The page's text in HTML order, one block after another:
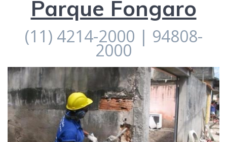
Parque Fongaro
(11) 4214-2000 | 94808-
2000